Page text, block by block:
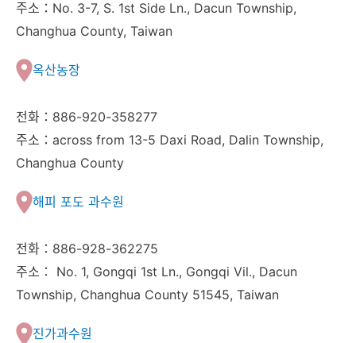
주소：No. 3-7, S. 1st Side Ln., Dacun Township,
Changhua County, Taiwan
옥산농장
전화：886-920-358277
주소：across from 13-5 Daxi Road, Dalin Township,
Changhua County
해피 포도 과수원
전화：886-928-362275
주소： No. 1, Gongqi 1st Ln., Gongqi Vil., Dacun
Township, Changhua County 51545, Taiwan
진가과수원